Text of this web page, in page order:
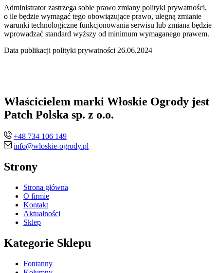
Administrator zastrzega sobie prawo zmiany polityki prywatności,
o ile będzie wymagać tego obowiązujące prawo, ulegną zmianie
warunki technologiczne funkcjonowania serwisu lub zmiana będzie
wprowadzać standard wyższy od minimum wymaganego prawem.
Data publikacji polityki prywatności 26.06.2024
Właścicielem marki Włoskie Ogrody jest
Patch Polska sp. z o.o.
+48 734 106 149
info@wloskie-ogrody.pl
Strony
Strona główna
O firmie
Kontakt
Aktualności
Sklep
Kategorie Sklepu
Fontanny